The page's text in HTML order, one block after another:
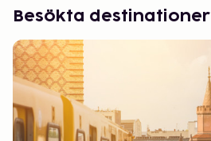
Besökta destinationer